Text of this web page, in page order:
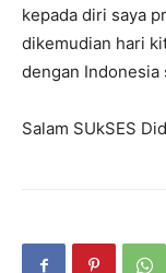
kepada diri saya
dikemudian hari
dengan Indonesia
Salam SUkSES